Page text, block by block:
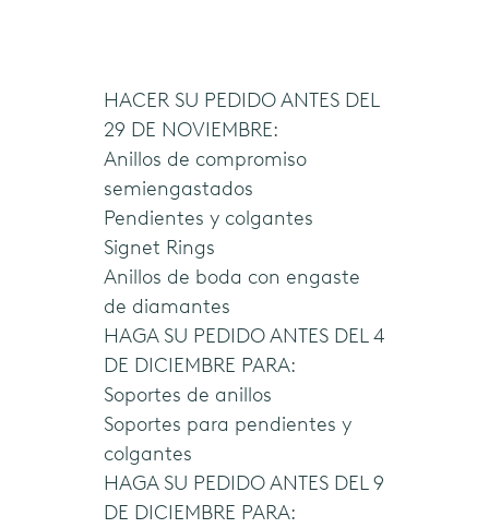
HACER SU PEDIDO ANTES DEL
29 DE NOVIEMBRE:
Anillos de compromiso
semiengastados
Pendientes y colgantes
Signet Rings
Anillos de boda con engaste
de diamantes
HAGA SU PEDIDO ANTES DEL 4
DE DICIEMBRE PARA:
Soportes de anillos
Soportes para pendientes y
colgantes
HAGA SU PEDIDO ANTES DEL 9
DE DICIEMBRE PARA: